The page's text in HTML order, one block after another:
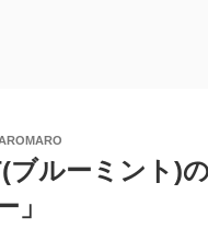
ブルーミント)
」